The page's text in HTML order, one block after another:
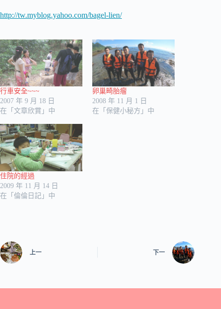
http://tw.myblog.yahoo.com/bagel-lien/
行車安全~~~
2007 年 9 月 18 日
在「文章欣賞」中
卵巢畸胎瘤
2008 年 11 月 1 日
在「保健小秘方」中
住院的經過
2009 年 11 月 14 日
在「倫倫日記」中
上一 下一